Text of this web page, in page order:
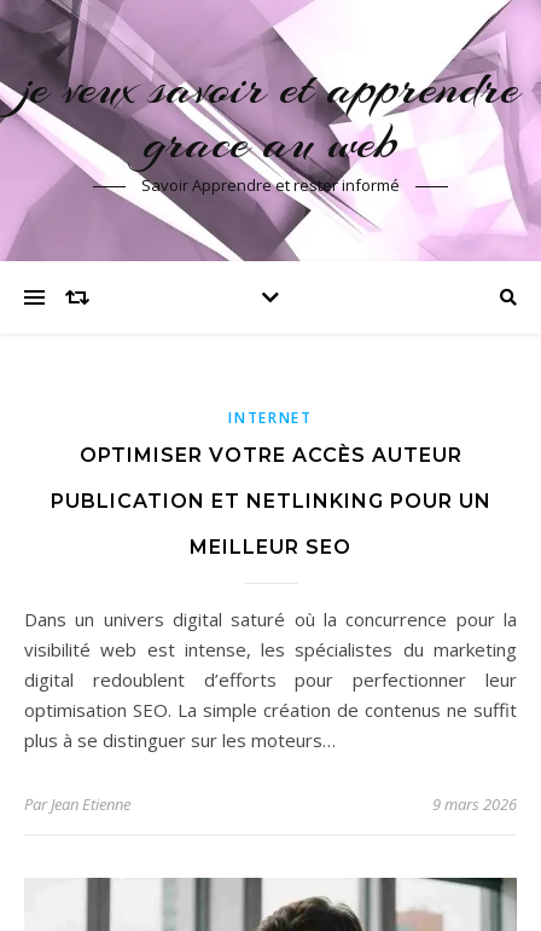
je veux savoir et apprendre
grace au web
Savoir Apprendre et rester informé
INTERNET
OPTIMISER VOTRE ACCÈS AUTEUR
PUBLICATION ET NETLINKING POUR UN
MEILLEUR SEO
Dans un univers digital saturé où la concurrence pour la
visibilité web est intense, les spécialistes du marketing
digital redoublent d’efforts pour perfectionner leur
optimisation SEO. La simple création de contenus ne suffit
plus à se distinguer sur les moteurs…
ParJean Etienne 9 mars 2026